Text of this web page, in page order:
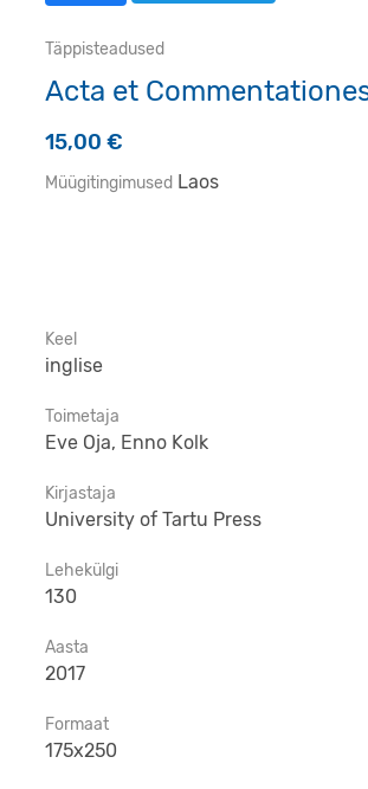
Täppisteadused
Acta et
15,00 €
MüügitingimusedLaos
Keel
inglise
Toimetaja
Eve Oja, Enno Kolk
Kirjastaja
University of Tartu Press
Lehekülgi
130
Aasta
2017
Formaat
175x250